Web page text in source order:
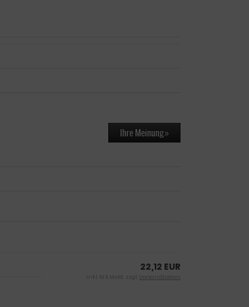
22,12 EUR
inkl. 19 % MwSt. zzgl. Versandkosten